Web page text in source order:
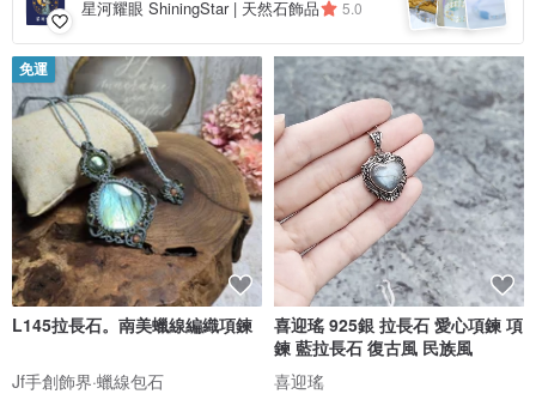
星河耀眼 ShiningStar | 天然石飾品 5.0
免運
L145拉長石。南美蠟線編織項鍊
Jf手創飾界·蠟線包石
喜迎瑤 925銀 拉長石 愛心項鍊 項
鍊 藍拉長石 復古風 民族風
喜迎瑤